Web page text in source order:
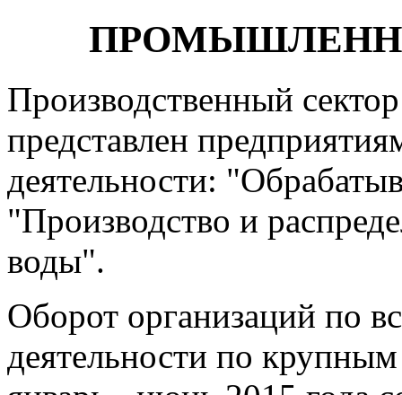
Производственный
представлен
деятельности:
"Производство и
воды".
Оборот организаций по
деятельности по